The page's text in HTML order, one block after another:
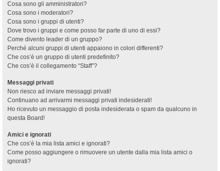
Cosa sono gli amministratori?
Cosa sono i moderatori?
Cosa sono i gruppi di utenti?
Dove trovo i gruppi e come posso far parte di uno di essi?
Come divento leader di un gruppo?
Perché alcuni gruppi di utenti appaiono in colori differenti?
Che cos’è un gruppo di utenti predefinito?
Che cos’è il collegamento “Staff”?
Messaggi privati
Non riesco ad inviare messaggi privati!
Continuano ad arrivarmi messaggi privati indesiderati!
Ho ricevuto un messaggio di posta indesiderata o spam da qualcuno in
questa Board!
Amici e ignorati
Che cos’è la mia lista amici e ignorati?
Come posso aggiungere o rimuovere un utente dalla mia lista amici o
ignorati?